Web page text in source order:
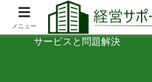
タイでの経営のヒント
サービスと問題解決
メニュー